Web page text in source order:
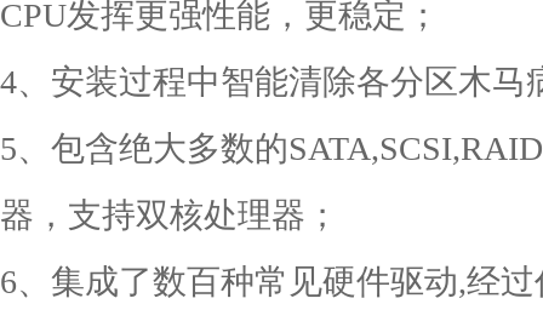
CPU发挥更强性能，更稳定；
4、安装过程中智能清除各分区木马
5、包含绝大多数的
器，支持双核处理器；
6、集成了数百种常见硬件驱动,经